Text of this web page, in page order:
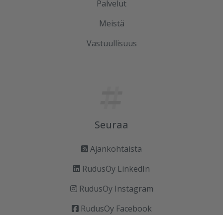
Palvelut
Meistä
Vastuullisuus
Seuraa
Ajankohtaista
RudusOy LinkedIn
RudusOy Instagram
RudusOy Facebook